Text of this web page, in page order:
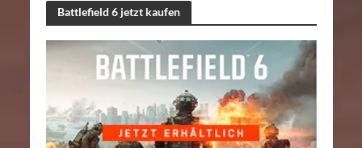
Battlefield 6 jetzt kaufen